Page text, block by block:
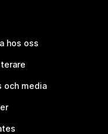
hos oss
och media